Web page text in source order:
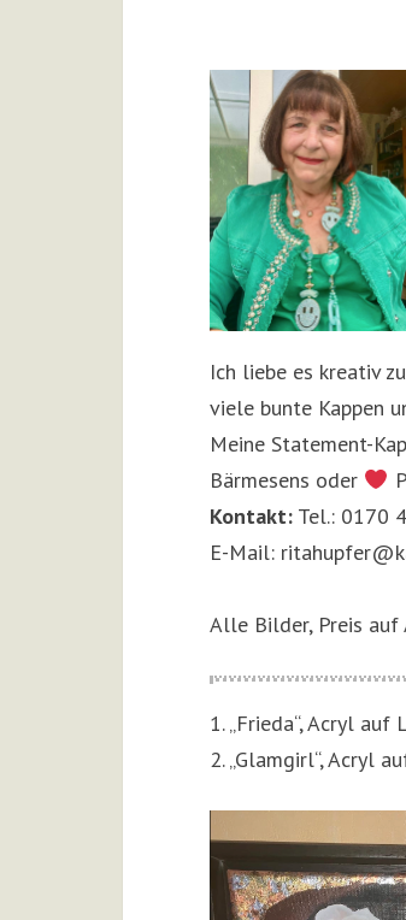
Ich liebe es kreativ
viele bunte Kappen
Meine Statement-
Bärmesens oder
Kontakt: Tel.: 0170
E-Mail:
Alle Bilder, Preis auf
1. „Frieda“, Acryl
2. „Glamgirl“, Acryl